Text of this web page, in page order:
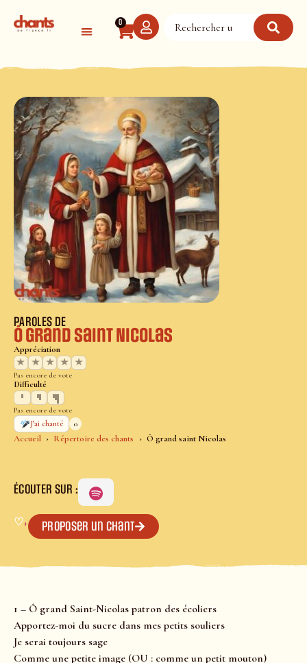
0
Accueil Répertoire des chants Ô grand saint Nicolas
PAROLES DE
Ô grand saint Nicolas
Appréciation
★
★ ★ ★ ★
Pas encore de vote
Difficulté
Pas encore de vote
J’ai chanté
0
ÉCOUTER SUR :
♡+ Proposer un chant
1 – Ô grand Saint-Nicolas patron des écoliers
Apportez-moi du sucre dans mes petits souliers
Je serai toujours sage
Comme une petite image (OU : comme un petit mouton)